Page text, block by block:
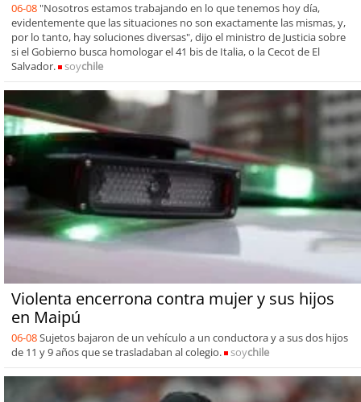
06-08 "Nosotros estamos trabajando en lo que tenemos hoy día,
evidentemente que las situaciones no son exactamente las mismas, y,
por lo tanto, hay soluciones diversas", dijo el ministro de Justicia sobre
si el Gobierno busca homologar el 41 bis de Italia, o la Cecot de El
Salvador.
soychile
Violenta encerrona contra mujer y sus hijos
en Maipú
06-08Sujetos bajaron de un vehículo a un conductora y a sus dos hijos
de 11 y 9 años que se trasladaban al colegio.
soychile